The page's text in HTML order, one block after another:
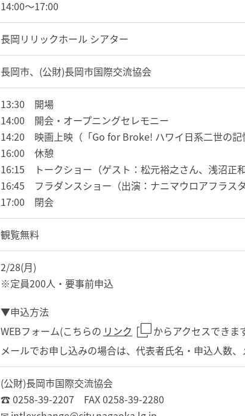
14:00～17:00
長岡リリックホール シアター
長岡市、(公財)長岡市国際交流協会
13:30 開場
14:00 開会・オープニングセレモニー
14:20 映画上映（「Go for Broke! ハワイ日系二世の記
16:00 休憩
16:15 トークショー（ゲスト：松元裕之さん、浅沼正和
16:45 フラダンスショー（出演：ナニマウロアフラスタ
17:00 閉会
観覧無料
2/28(月)
※定員200人・要事前申込
▼申込方法
WEBフォーム(こちらの リンク
からアクセスできま
メールでお申し込みの場合は、代表者氏名・申込人数
(公財)長岡市国際交流協会
☎ 0258-39-2207 FAX 0258-39-2280